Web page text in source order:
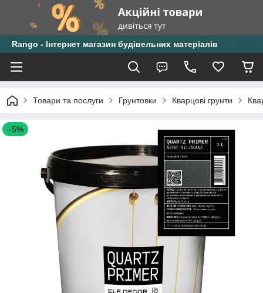
Rango - Інтернет магазин будівельних матеріалів
Товари та послуги Грунтовки Кварцові грунти
–5%